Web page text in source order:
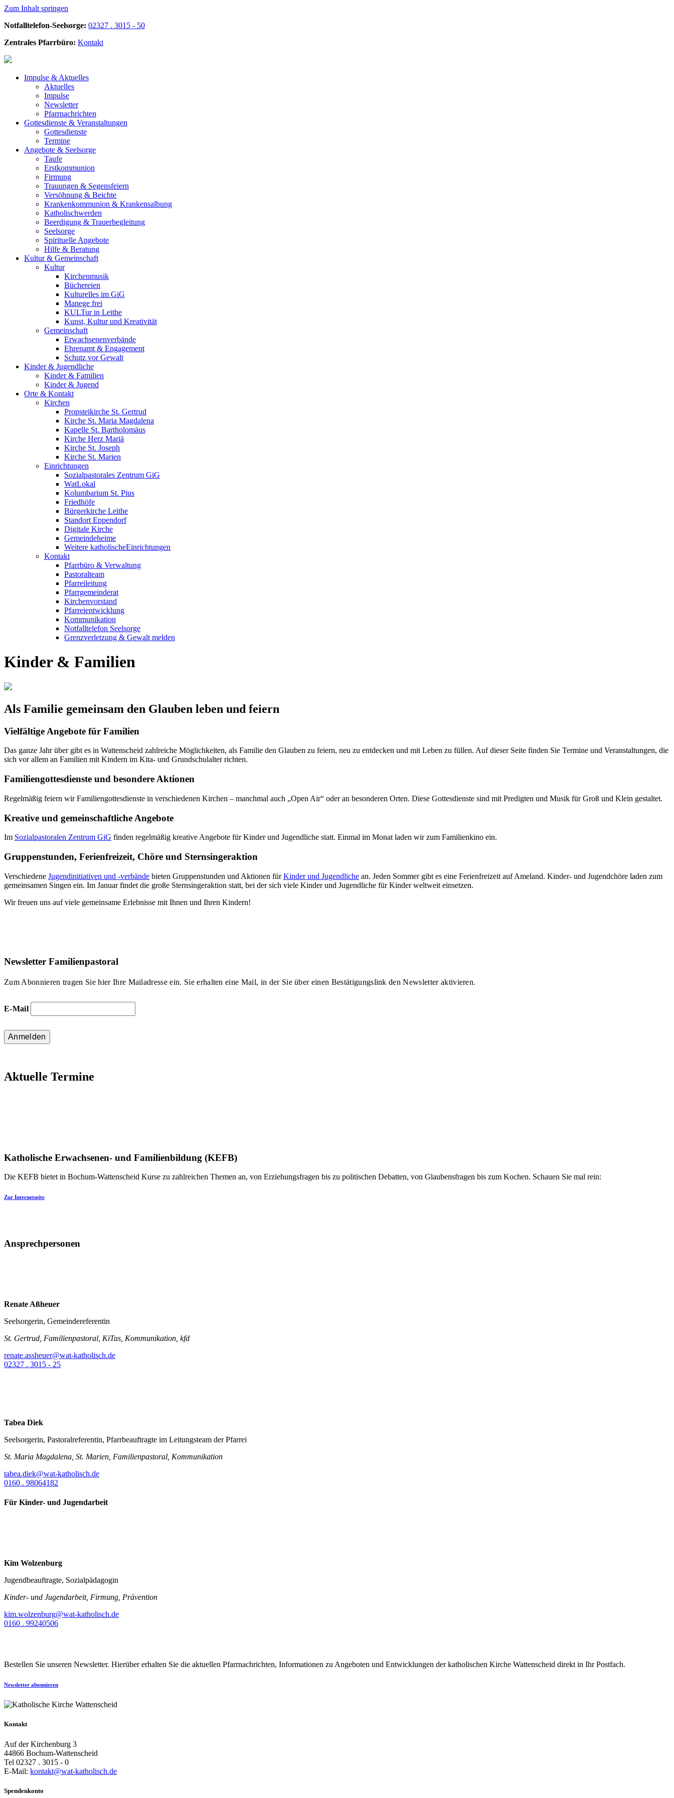
Zum Inhalt springen
Notfalltelefon-Seelsorge: 02327 . 3015 - 50
Zentrales Pfarrbüro: Kontakt
Impulse & Aktuelles
Aktuelles
Impulse
Newsletter
Pfarrnachrichten
Gottesdienste & Veranstaltungen
Gottesdienste
Termine
Angebote & Seelsorge
Taufe
Erstkommunion
Firmung
Trauungen & Segensfeiern
Versöhnung & Beichte
Krankenkommunion & Krankensalbung
Katholischwerden
Beerdigung & Trauerbegleitung
Seelsorge
Spirituelle Angebote
Hilfe & Beratung
Kultur & Gemeinschaft
Kultur
Kirchenmusik
Büchereien
Kulturelles im GiG
Manege frei
KULTur in Leithe
Kunst, Kultur und Kreativität
Gemeinschaft
Erwachsenenverbände
Ehrenamt & Engagement
Schutz vor Gewalt
Kinder & Jugendliche
Kinder & Familien
Kinder & Jugend
Orte & Kontakt
Kirchen
Propsteikirche St. Gertrud
Kirche St. Maria Magdalena
Kapelle St. Bartholomäus
Kirche Herz Mariä
Kirche St. Joseph
Kirche St. Marien
Einrichtungen
Sozialpastorales Zentrum GiG
WatLokal
Kolumbarium St. Pius
Friedhöfe
Bürgerkirche Leithe
Standort Eppendorf
Digitale Kirche
Gemeindeheime
Weitere katholische­­Einrichtungen
Kontakt
Pfarrbüro & Verwaltung
Pastoralteam
Pfarreileitung
Pfarrgemeinderat
Kirchenvorstand
Pfarreientwicklung
Kommunikation
Notfalltelefon Seelsorge
Grenzverletzung & Gewalt melden
Kinder & ­Familien
Als Familie gemeinsam den Glauben leben und feiern
Vielfältige Angebote für Familien
Das ganze Jahr über gibt es in Wattenscheid zahlreiche Möglichkeiten, als Familie den Glauben zu feiern, neu zu entdecken und mit Leben zu füllen. Auf dieser Seite finden Sie Termine und Veranstaltungen, die
sich vor allem an Familien mit Kindern im Kita- und Grundschulalter richten.
Familiengottesdienste und besondere Aktionen
Regelmäßig feiern wir Familiengottesdienste in verschiedenen Kirchen – manchmal auch „Open Air“ oder an besonderen Orten. Diese Gottesdienste sind mit Predigten und Musik für Groß und Klein gestaltet.
Kreative und gemeinschaftliche Angebote
Im Sozialpastoralen Zentrum GiG finden regelmäßig kreative Angebote für Kinder und Jugendliche statt. Einmal im Monat laden wir zum Familienkino ein.
Gruppenstunden, Ferienfreizeit, Chöre und Sternsingeraktion
Verschiedene Jugendinitiativen und -verbände bieten Gruppenstunden und Aktionen fürKinder und Jugendliche an. Jeden Sommer gibt es eine Ferienfreizeit auf Ameland. Kinder- und Jugendchöre laden zum
gemeinsamen Singen ein. Im Januar findet die große Sternsingeraktion statt, bei der sich viele Kinder und Jugendliche für Kinder weltweit einsetzen.
Wir freuen uns auf viele gemeinsame Erlebnisse mit Ihnen und Ihren Kindern!
Newsletter Familienpastoral
Zum Abonnieren tragen Sie hier Ihre Mailadresse ein. Sie erhalten eine Mail, in der Sie über einen Bestätigungslink den Newsletter aktivieren.
E-Mail
Anmelden
Aktuelle Termine
Katholische Erwachsenen- und Familienbildung (KEFB)
Die KEFB bietet in Bochum-Wattenscheid Kurse zu zahlreichen Themen an, von Erziehungsfragen bis zu politischen Debatten, von Glaubensfragen bis zum Kochen. Schauen Sie mal rein:
Zur Internetseite
Ansprechpersonen
Renate Aßheuer
Seelsorgerin, Gemeindereferentin
St. Gertrud, Familienpastoral, KiTas, Kommunikation, kfd
renate.assheuer@wat-katholisch.de
02327 . 3015 - 25
Tabea Diek
Seelsorgerin, Pastoralreferentin, Pfarrbeauftragte im Leitungsteam der Pfarrei
St. Maria Magdalena, St. Marien, Familienpastoral, Kommunikation
tabea.diek@wat-katholisch.de
0160 . 98064182
Für Kinder- und Jugendarbeit
Kim Wolzenburg
Jugendbeauftragte, Sozialpädagogin
Kinder- und Jugendarbeit, Firmung, Prävention
kim.wolzenburg@wat-katholisch.de
0160 . 99240506
Bestellen Sie unseren Newsletter. Hierüber erhalten Sie die aktuellen Pfarrnachrichten, Informationen zu Angeboten und Entwicklungen der katholischen Kirche Wattenscheid direkt in Ihr Postfach.
Newsletter abonnieren
Kontakt
Auf der Kirchenburg 3
44866 Bochum-Wattenscheid
Tel 02327 . 3015 - 0
E-Mail: kontakt@wat-katholisch.de
Spendenkonto